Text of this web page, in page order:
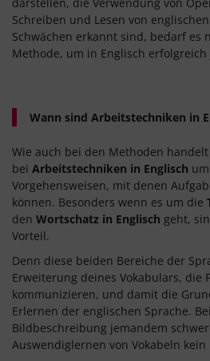
Schreiben und Lesen von
Schwächen erkannt sind, bedarf es
Methode, um in Englisch
Wann sind Arbeitstechniken in
Wie auch bei den Methoden handelt
bei Arbeitstechniken in Englisch
Vorgehensweisen, mit denen
können. Besonders wenn es um die
den Wortschatz in Englisch geht,
Vorteil.
Denn diese beiden Bereiche der
Erweiterung deines Vokabulars, die
kommunizieren, und damit die
Erlernen der englischen Sprache.
Bildbeschreibung jemandem
Auswendiglernen von Vokabeln